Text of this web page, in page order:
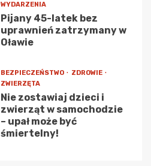
WYDARZENIA
Pijany 45-latek bez
uprawnień zatrzymany w
Oławie
BEZPIECZEŃSTWO
ZDROWIE
ZWIERZĘTA
Nie zostawiaj dzieci i
zwierząt w samochodzie
– upał może być
śmiertelny!